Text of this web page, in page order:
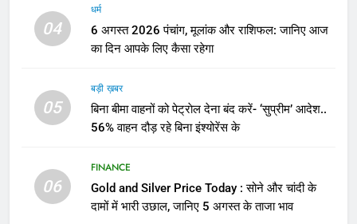
04
धर्म
6 अगस्त 2026 पंचांग, मूलांक और राशिफल: जानिए आज
का दिन आपके लिए कैसा रहेगा
05
बड़ी ख़बर
बिना बीमा वाहनों को पेट्राेल देना बंद करें- ‘सुप्रीम’ आदेश..
56% वाहन दौड़ रहे बिना इंश्योरेंस के
06
FINANCE
Gold and Silver Price Today : सोने और चांदी के
दामों में भारी उछाल, जानिए 5 अगस्त के ताजा भाव